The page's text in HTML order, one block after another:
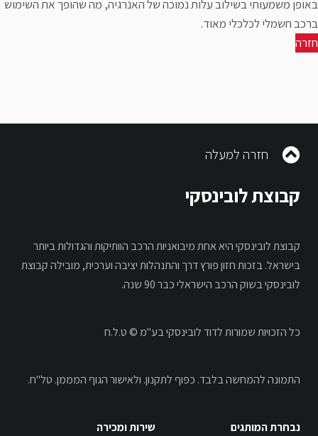
באופן משמעותי בשילוב עלות נמוכה של האנרגיה, מה שהופך את השימוש
ברכב חשמלי לכלכלי מאוד.
חזרה
חזרה למעלה
קבוצת לובינסקי
קבוצת לובינסקי היא אחת מיבואניות הרכב הוותיקות והגדולות ביותר
בישראל. בזכות חזון פורץ דרך והתנהלות יציבה וערכית, מובילה קבוצת
לובינסקי בשוק הרכב הישראלי כבר 90 שנה.
כל הזכויות שמורות לדוד לובינסקי בע"מ © ט.ל.ח
התמונה להמחשה בלבד. כפוף לתקנון. ולאישור הגוף המממן. טל"ח.
נבחרת המותגים שירות ומכירה